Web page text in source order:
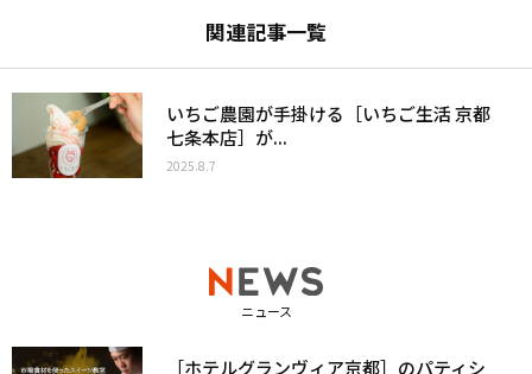
関連記事一覧
いちご農園が手掛ける［いちご生活 京都
七条本店］が...
2025.8.7
ニュース
［ホテルグランヴィア京都］のパティシ